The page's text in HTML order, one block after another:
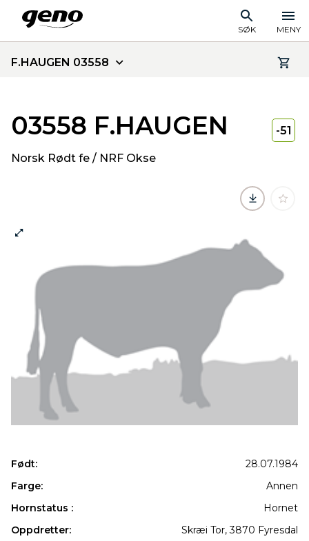
SØK MENY
F.HAUGEN 03558
03558 F.HAUGEN
Norsk Rødt fe / NRF Okse
-51
Født:
28.07.1984
Farge:
Annen
Hornstatus :
Hornet
Oppdretter:
Skræi Tor, 3870 Fyresdal